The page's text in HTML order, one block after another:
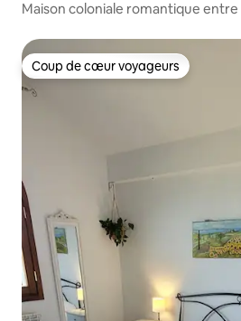
Coup de cœur voyageurs
Coup de cœur voyageurs